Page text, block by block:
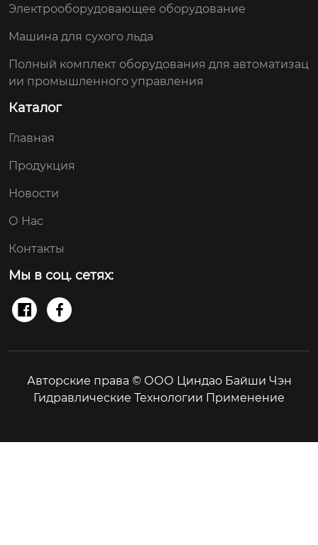
Электрооборудовающее оборудование
Машина для сухого льда
Полный комплект оборудования для автоматизац
ии промышленного управления
Каталог
Главная
Продукция
Новости
О Нас
Контакты
Мы в соц. сетях:
 
Авторские права © ООО Циндао Байши Чэн
Гидравлические Технологии Применение